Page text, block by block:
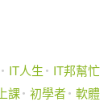
IT人生
IT邦幫忙
上課 初學者 軟體